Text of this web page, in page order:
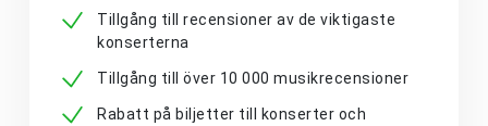
Tillgång till recensioner av de viktigaste
konserterna
Tillgång till över 10 000 musikrecensioner
Rabatt på biljetter till konserter och